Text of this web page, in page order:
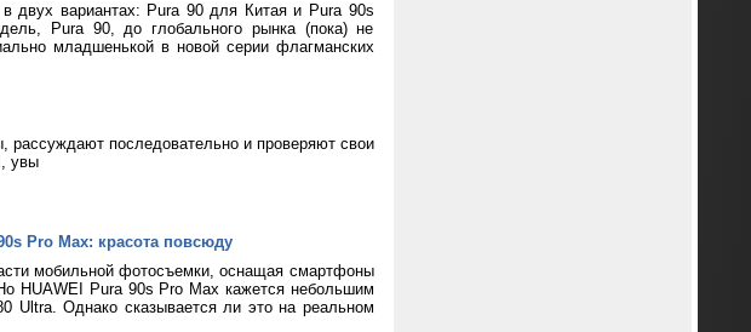
двух вариантах: Pura 90 для Китая и Pura 90s
Pura 90, до глобального рынка (пока) не
младшенькой в новой серии флагманских
последовательно и проверяют свои
увы
Pro Max: красота повсюду
мобильной фотосъемки, оснащая смартфоны
HUAWEI Pura 90s Pro Max кажется небольшим
Ultra. Однако сказывается ли это на реальном